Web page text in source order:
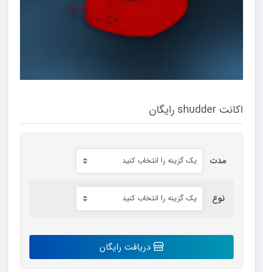
اکانت shudder رایگان
مدت
نوع
اکانت
رایگان
دریافت رایگان